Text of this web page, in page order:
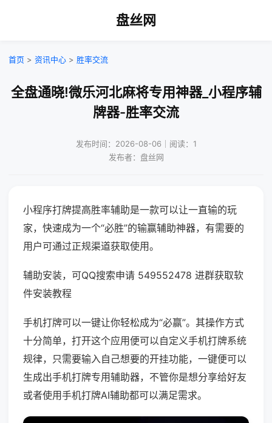
盘丝网
首页 > 资讯中心 > 胜率交流
全盘通晓!微乐河北麻将专用神器_小程序辅
牌器-胜率交流
发布时间：2026-08-06｜阅读：1
发布者：盘丝网
小程序打牌提高胜率辅助是一款可以让一直输的玩
家，快速成为一个“必胜”的输赢辅助神器，有需要的
用户可通过正规渠道获取使用。
辅助安装，可QQ搜索申请 549552478 进群获取软
件安装教程
手机打牌可以一键让你轻松成为“必赢”。其操作方式
十分简单，打开这个应用便可以自定义手机打牌系统
规律，只需要输入自己想要的开挂功能，一键便可以
生成出手机打牌专用辅助器，不管你是想分享给好友
或者使用手机打牌AI辅助都可以满足需求。